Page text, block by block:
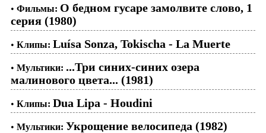
• Фильмы: О бедном гусаре замолвите слово, 1
серия (1980)
• Клипы: Luísa Sonza, Tokischa - La Muerte
• Мультики: ...Три синих-синих озера
малинового цвета... (1981)
• Клипы: Dua Lipa - Houdini
• Мультики: Укрощение велосипеда (1982)